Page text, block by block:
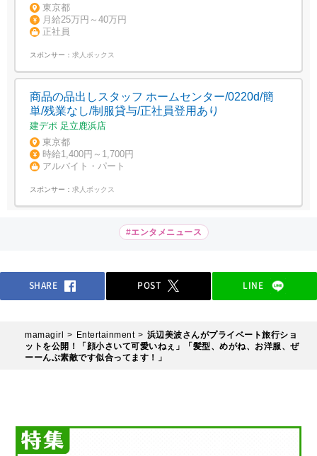
東京都
月給25万円～40万円
正社員
スポンサー： 求人ボックス
商品の品出しスタッフ ホームセンター/0220d/簡
単/残業なし/制服貸与/正社員登用あり
建デポ 足立鹿浜店
東京都
時給1,400円～1,700円
アルバイト・パート
スポンサー： 求人ボックス
#エンタメニュース
SHARE POST LINE
mamagirl Entertainment
浜辺美波さんがプライベート旅行ショ
ットを公開！「顔小さいて可愛いねぇ」「髪型、めがね、お洋服、ぜ
ーーんぶ素敵です似合ってます！」